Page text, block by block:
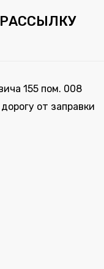
РАССЫЛКУ
155 пом. 008
от заправки